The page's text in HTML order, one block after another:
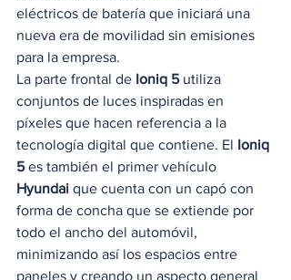
eléctricos de batería que iniciará una
nueva era de movilidad sin emisiones
para la empresa.
La parte frontal de Ioniq 5 utiliza
conjuntos de luces inspiradas en
píxeles que hacen referencia a la
tecnología digital que contiene. El Ioniq
5 es también el primer vehículo
Hyundai que cuenta con un capó con
forma de concha que se extiende por
todo el ancho del automóvil,
minimizando así los espacios entre
paneles y creando un aspecto general